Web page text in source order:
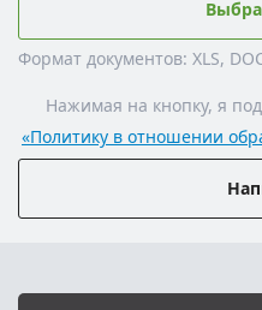
Формат документов: XLS,
Нажимая на кнопку, я
«Политику в отношении